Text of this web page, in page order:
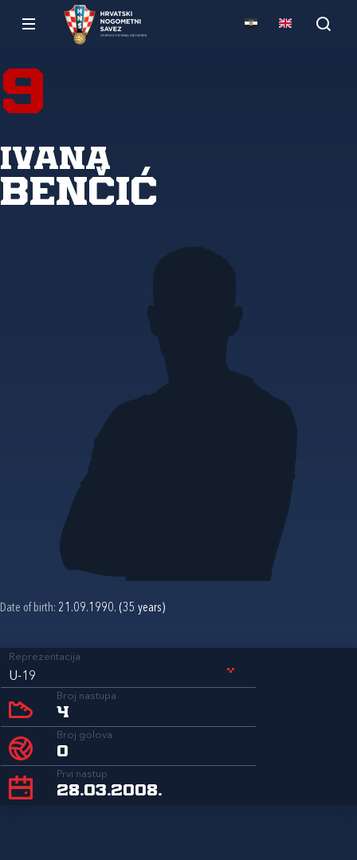
9
Ivana
Benčić
Date of birth: 21.09.1990. (35 years)
Reprezentacija
U-19
Broj nastupa
4
Broj golova
0
Prvi nastup
28.03.2008.